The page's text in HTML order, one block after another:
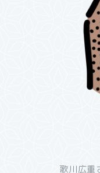
歌川広重